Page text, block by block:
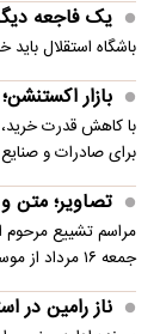
یک فاجعه
باشگاه استقلال
بازار
با کاهش قدرت خرید،
برای صادرات و
تصاویر؛ متن
مراسم تشییع مرحوم
جمعه ۱۶ مرداد از موسسه اطلاعات برگزار شد.
ناز رامین در